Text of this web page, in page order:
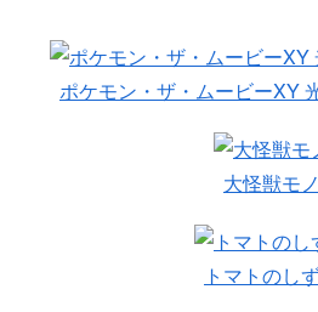
ポケモン・ザ・ムービーXY
大怪獣モノ
トマトのし